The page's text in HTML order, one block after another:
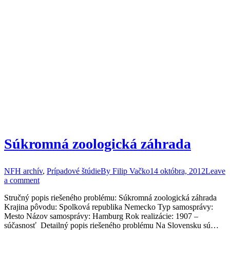
Súkromná zoologická záhrada
NFH archív, Prípadové štúdieBy Filip Vačko14 októbra, 2012Leave
a comment
Stručný popis riešeného problému: Súkromná zoologická záhrada
Krajina pôvodu: Spolková republika Nemecko Typ samosprávy:
Mesto Názov samosprávy: Hamburg Rok realizácie: 1907 –
súčasnosť Detailný popis riešeného problému Na Slovensku sú…